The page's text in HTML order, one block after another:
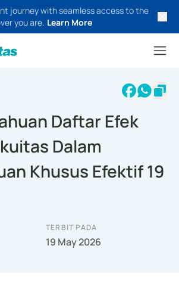
journey with seamless access to the
you are. Learn More
Daftar Efek
Dalam
Khusus Efektif 19
TERBIT PADA
19 May 2026